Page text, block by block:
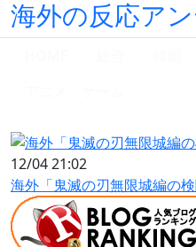
海外の反応ア
12/04 21:02
海外「鬼滅の刃無限城編の